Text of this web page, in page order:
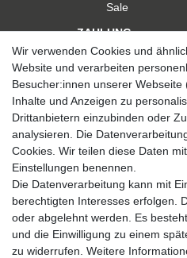
Sale
ZAHLUNG
VERSAND
SICHER EINKAUFEN
Sicher
Wir verwenden Cookies und
Website und verarbeiten
Besucher:innen unserer Webseite
Inhalte und Anzeigen zu
Drittanbietern einzubinden oder
analysieren. Die
Cookies. Wir teilen diese Daten
Einstellungen benennen.
Die Datenverarbeitung kann mit
berechtigten Interesses erfolgen.
oder abgelehnt werden. Es
und die Einwilligung zu einem
zu widerrufen. Weitere